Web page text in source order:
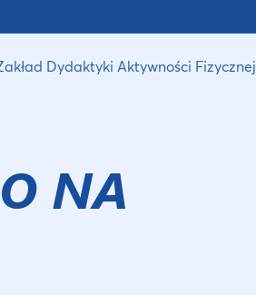
Dydaktyki Aktywności Fizycznej
NA